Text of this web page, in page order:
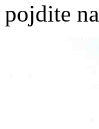
pojdite na